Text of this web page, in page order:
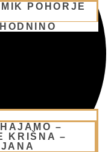
POHORJE
–
KRIŠNA –